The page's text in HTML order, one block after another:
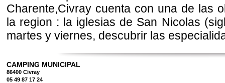
Charente,Civray cuenta con una de las
la region : la iglesias de San Nicolas
martes y viernes, descubrir las
CAMPING MUNICIPAL
86400 Civray
05 49 87 17 24